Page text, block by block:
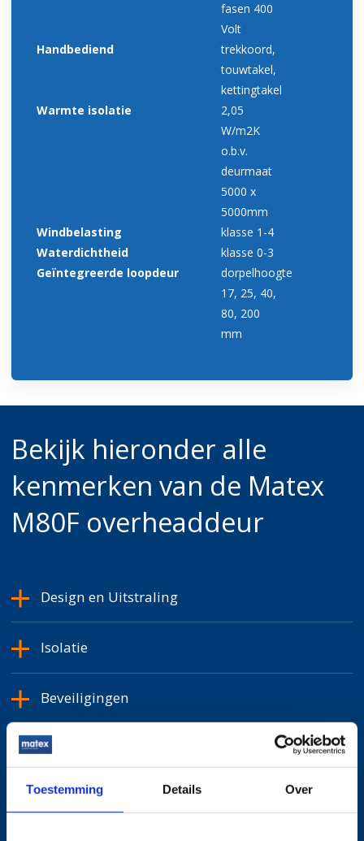
Toestemming Details Over
fasen 400
Volt
Handbediend
trekkoord,
touwtakel,
kettingtakel
Warmte isolatie
2,05
W/m2K
o.b.v.
deurmaat
5000 x
5000mm
Windbelasting
klasse 1-4
Waterdichtheid
klasse 0-3
Geïntegreerde loopdeur
dorpelhoogte
17, 25, 40,
80, 200
mm
Bekijk hieronder alle
kenmerken van de Matex
M80F overheaddeur
Design en Uitstraling
Isolatie
Beveiligingen
Aandrijving
Railsystemen